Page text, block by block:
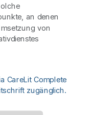
an denen
von
CareLit Complete
zugänglich.